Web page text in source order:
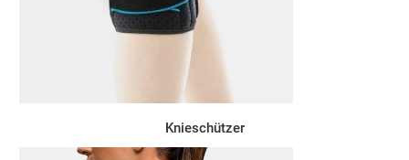
Knieschützer